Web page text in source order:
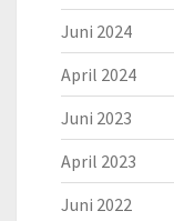
Juni 2024
April 2024
Juni 2023
April 2023
Juni 2022